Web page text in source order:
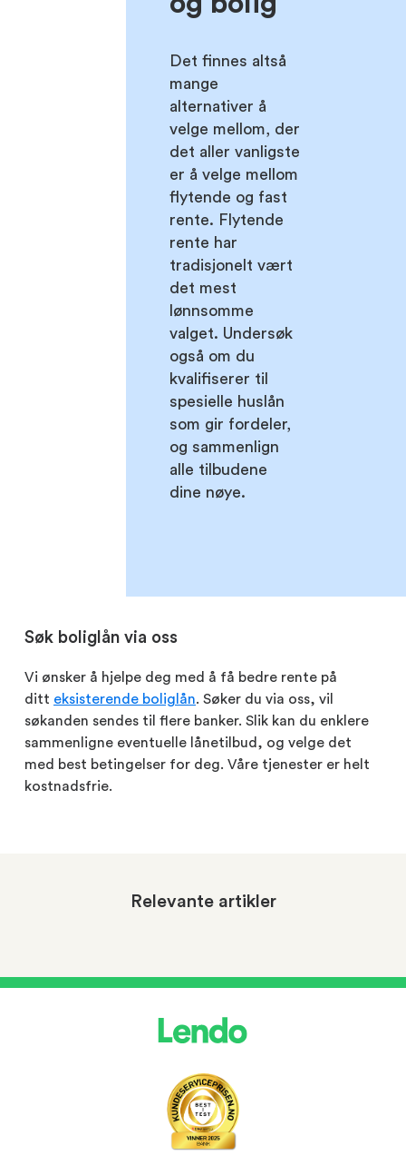
Det finnes altså
mange
alternativer å
velge mellom, der
det aller vanligste
er å velge mellom
flytende og fast
rente. Flytende
rente har
tradisjonelt vært
det mest
lønnsomme
valget. Undersøk
også om du
kvalifiserer til
spesielle huslån
som gir fordeler,
og sammenlign
alle tilbudene
dine nøye.
Søk boliglån via oss
Vi ønsker å hjelpe deg med å få bedre rente på
ditt eksisterende boliglån. Søker du via oss, vil
søkanden sendes til flere banker. Slik kan du enklere
sammenligne eventuelle lånetilbud, og velge det
med best betingelser for deg. Våre tjenester er helt
kostnadsfrie.
Relevante artikler